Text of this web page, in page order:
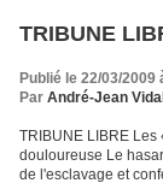
TRIBUNE
Publié le 22/03/2009
Par André-Jean Vidal
TRIBUNE LIBRE
douloureuse Le
de l'esclavage et